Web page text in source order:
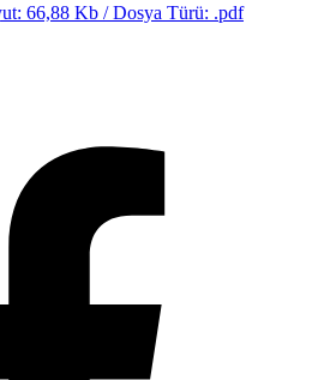
66,88 Kb / Dosya Türü: .pdf